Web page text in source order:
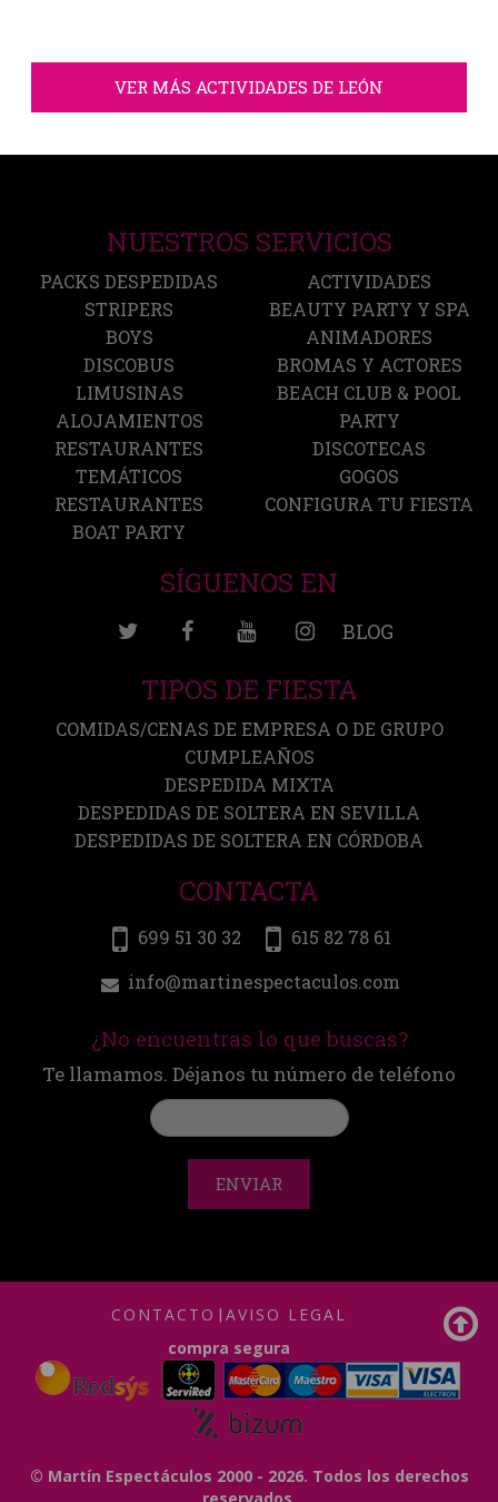
VER MÁS ACTIVIDADES DE LEÓN
NUESTROS SERVICIOS
PACKS DESPEDIDAS
STRIPERS
BOYS
DISCOBUS
LIMUSINAS
ALOJAMIENTOS
RESTAURANTES
TEMÁTICOS
RESTAURANTES
BOAT PARTY
ACTIVIDADES
BEAUTY PARTY Y SPA
ANIMADORES
BROMAS Y ACTORES
BEACH CLUB & POOL
PARTY
DISCOTECAS
GOGOS
CONFIGURA TU FIESTA
SÍGUENOS EN
BLOG
TIPOS DE FIESTA
COMIDAS/CENAS DE EMPRESA O DE GRUPO
CUMPLEAÑOS
DESPEDIDA MIXTA
DESPEDIDAS DE SOLTERA EN SEVILLA
DESPEDIDAS DE SOLTERA EN CÓRDOBA
CONTACTA
699 51 30 32
615 82 78 61
info@martinespectaculos.com
¿No encuentras lo que buscas?
Te llamamos. Déjanos tu número de teléfono
ENVIAR
CONTACTO | AVISO LEGAL
compra segura
© Martín Espectáculos 2000 - 2026. Todos los derechos